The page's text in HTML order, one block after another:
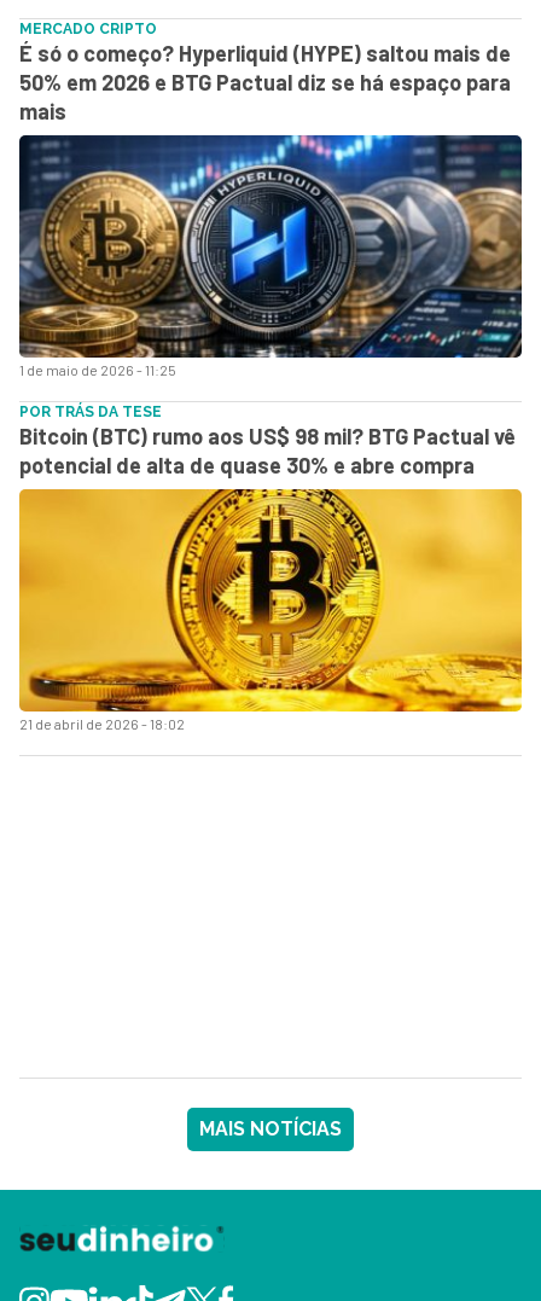
1 de maio de 2026 - 11:25
MERCADO CRIPTO
É só o começo? Hyperliquid (HYPE) saltou mais de
50% em 2026 e BTG Pactual diz se há espaço para
mais
21 de abril de 2026 - 18:02
POR TRÁS DA TESE
Bitcoin (BTC) rumo aos US$ 98 mil? BTG Pactual vê
potencial de alta de quase 30% e abre compra
MAIS NOTÍCIAS